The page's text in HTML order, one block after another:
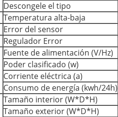
Descongele el tipo
Temperatura alta-baja
Error del sensor
Regulador Error
Fuente de alimentación (V/Hz)
Poder clasificado (w)
Corriente eléctrica (a)
Consumo de energía (kwh/24h)
Tamaño interior (W*D*H)
Tamaño exterior (W*D*H)